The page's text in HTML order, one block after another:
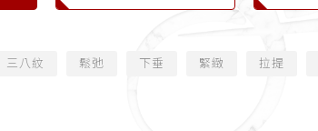
三八紋 鬆弛 下垂 緊緻 拉提